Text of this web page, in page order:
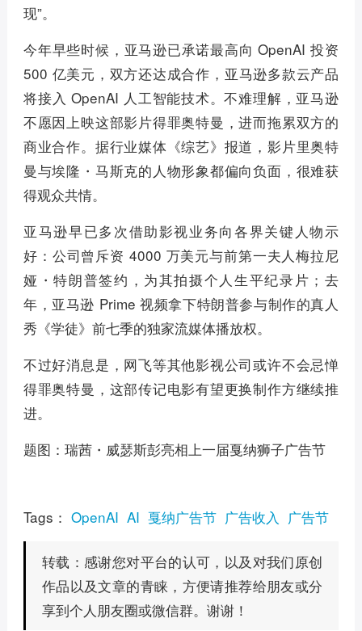
现”。
今年早些时候，亚马逊已承诺最高向 OpenAI 投资
500 亿美元，双方还达成合作，亚马逊多款云产品
将接入 OpenAI 人工智能技术。不难理解，亚马逊
不愿因上映这部影片得罪奥特曼，进而拖累双方的
商业合作。据行业媒体《综艺》报道，影片里奥特
曼与埃隆・马斯克的人物形象都偏向负面，很难获
得观众共情。
亚马逊早已多次借助影视业务向各界关键人物示
好：公司曾斥资 4000 万美元与前第一夫人梅拉尼
娅・特朗普签约，为其拍摄个人生平纪录片；去
年，亚马逊 Prime 视频拿下特朗普参与制作的真人
秀《学徒》前七季的独家流媒体播放权。
不过好消息是，网飞等其他影视公司或许不会忌惮
得罪奥特曼，这部传记电影有望更换制作方继续推
进。
题图：瑞茜・威瑟斯彭亮相上一届戛纳狮子广告节
Tags： OpenAI AI 戛纳广告节 广告收入 广告节
转载： 感谢您对平台的认可，以及对我们原创
作品以及文章的青睐，方便请推荐给朋友或分
享到个人朋友圈或微信群。谢谢！